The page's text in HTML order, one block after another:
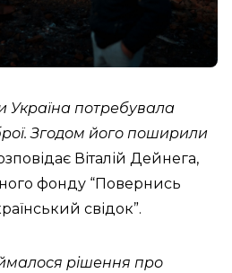
Україна потребувала
Згодом його поширили
Віталій Дейнега,
фонду “Повернись
свідок”.
рішення про